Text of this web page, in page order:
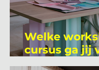
Welke
cursus ga jij
je vakantie?